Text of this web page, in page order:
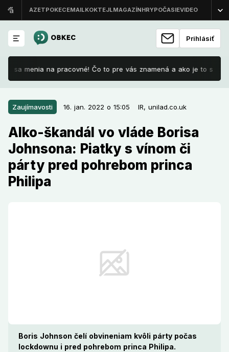
Prihlásiť
sa menia na pracovné! Čo to pre vás znamená a ako je to s
Zaujímavosti 16. jan. 2022 o 15:05 IR, unilad.co.uk
Alko-škandál vo vláde Borisa
Johnsona: Piatky s vínom či
párty pred pohrebom princa
Philipa
Boris Johnson čelí obvineniam kvôli párty počas
lockdownu i pred pohrebom princa Philipa.
Zaujímavosti 16. jan. 2022 o 15:05
Alko-škandál vo vláde Borisa
Johnsona: Piatky s vínom či párty
pred pohrebom princa Philipa
Premiér Veľkej Británie Boris Johnson a jeho vláda
nedokázali vysvetliť obvinenia, podľa ktorých v